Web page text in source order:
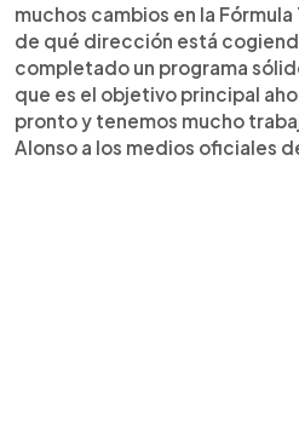
muchos cambios en la
de qué dirección está
completado un programa
que es el objetivo principal
pronto y tenemos mucho
Alonso a los medios oficiales